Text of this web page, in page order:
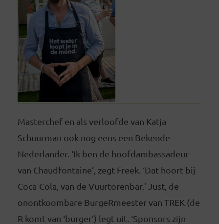
Masterchef en als verloofde van Katja
Schuurman ook nog eens een Bekende
Nederlander. ‘Ik ben de hoofdambassadeur
van Chaudfontaine’, zegt Freek. ‘Dat hoort bij
Coca-Cola, van de Vuurtorenbar.’ Just, de
onontkoombare BurgeRmeester van TREK (de
R komt van ‘burger’) legt uit. ‘Sponsors zijn